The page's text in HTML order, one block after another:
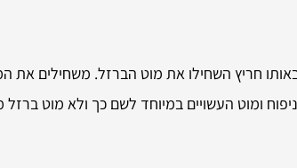
חריץ השחילו את מוט הברזל. משחילים את
ומוט העשויים במיוחד לשם כך ולא מוט